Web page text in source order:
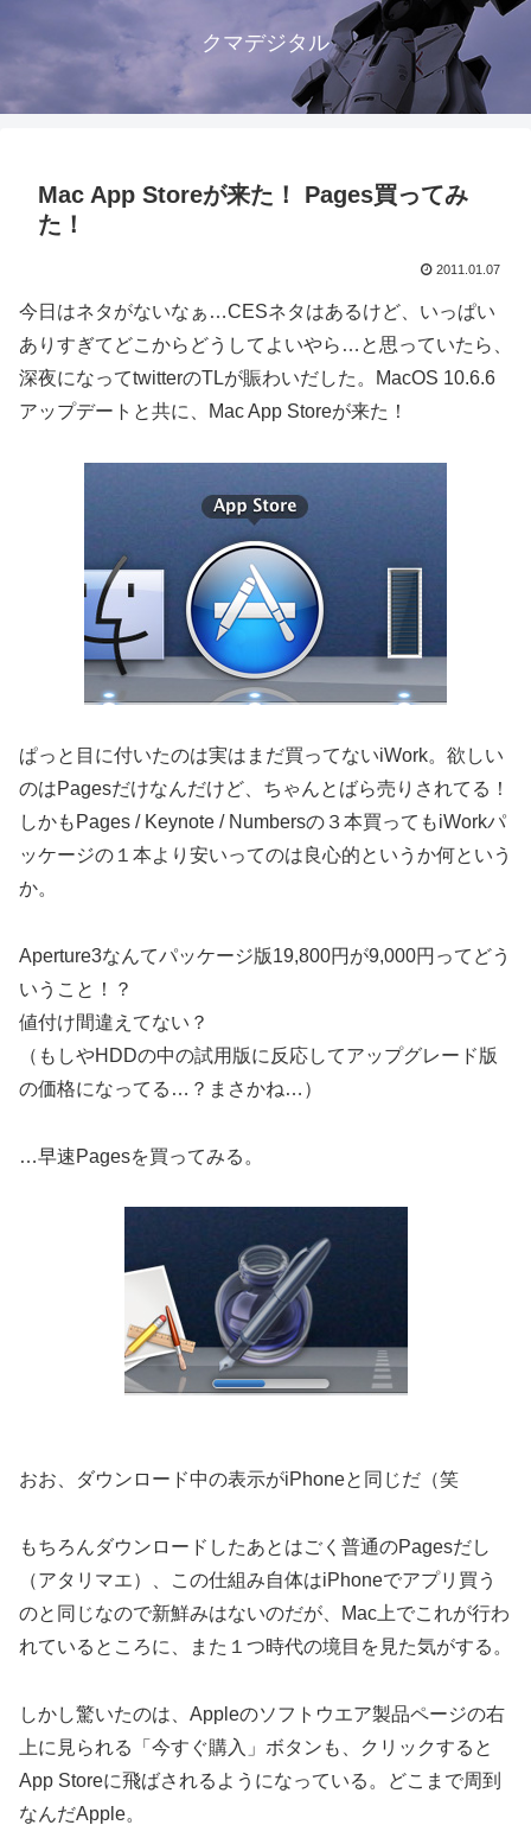
クマデジタル
Mac App Storeが来た！ Pages買ってみ
た！
2011.01.07
今日はネタがないなぁ…CESネタはあるけど、いっぱい
ありすぎてどこからどうしてよいやら…と思っていたら、
深夜になってtwitterのTLが賑わいだした。MacOS 10.6.6
アップデートと共に、Mac App Storeが来た！
ぱっと目に付いたのは実はまだ買ってないiWork。欲しい
のはPagesだけなんだけど、ちゃんとばら売りされてる！
しかもPages / Keynote / Numbersの３本買ってもiWorkパ
ッケージの１本より安いってのは良心的というか何という
か。
Aperture3なんてパッケージ版19,800円が9,000円ってどう
いうこと！？
値付け間違えてない？
（もしやHDDの中の試用版に反応してアップグレード版
の価格になってる…？まさかね…）
…早速Pagesを買ってみる。
おお、ダウンロード中の表示がiPhoneと同じだ（笑
もちろんダウンロードしたあとはごく普通のPagesだし
（アタリマエ）、この仕組み自体はiPhoneでアプリ買う
のと同じなので新鮮みはないのだが、Mac上でこれが行わ
れているところに、また１つ時代の境目を見た気がする。
しかし驚いたのは、Appleのソフトウエア製品ページの右
上に見られる「今すぐ購入」ボタンも、クリックすると
App Storeに飛ばされるようになっている。どこまで周到
なんだApple。